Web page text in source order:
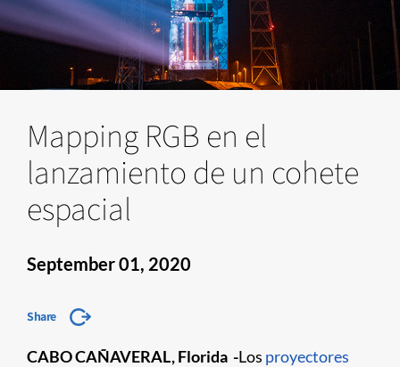
Mapping RGB en el
lanzamiento de un cohete
espacial
September 01, 2020
Share
CABO CAÑAVERAL, Florida -Los proyectores